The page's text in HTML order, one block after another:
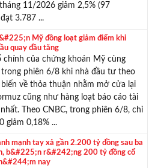
11/2026 giảm 2,5% (97
3.787 ...
Mỹ đồng loạt giảm điểm khi
quay đầu tăng
chính của chứng khoán Mỹ cùng
trong phiên 6/8 khi nhà đầu tư theo
về thỏa thuận nhằm mở cửa lại
cũng như hàng loạt báo cáo tài
Theo CNBC, trong phiên 6/8, chỉ
giảm 0,18% ...
mạnh tay xả gần 2.200 tỷ đồng sau ba
b&#225;n r&#242;ng 200 tỷ đồng cổ
nay